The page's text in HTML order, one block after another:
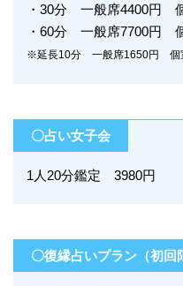
・30分 一般席4400円
・60分 一般席7700円
※延長10分 一般席1650円 個
〇占い女子会
1人20分鑑定 3980円
〇復縁占いプラン（初回